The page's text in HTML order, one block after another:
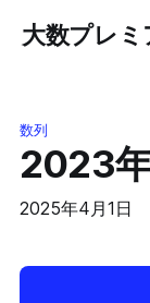
大数プレミ
数列
2023
2025年4月1日